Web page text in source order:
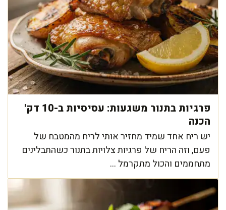
פרגיות בתנור משגעות: עסיסיות ב-10 דק'
הכנה
יש ריח אחד שמיד מחזיר אותי לריח מהמטבח של
פעם, וזה הריח של פרגיות צלויות בתנור כשהתבלינים
מתחממים והכול מתקרמל ...